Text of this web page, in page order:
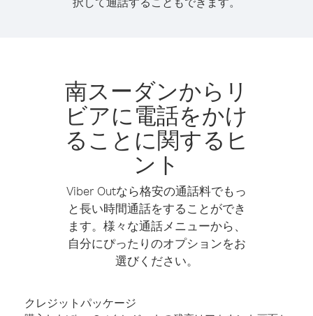
南スーダンからリ
ビアに電話をかけ
ることに関するヒ
ント
Viber Outなら格安の通話料でもっ
と長い時間通話をすることができ
ます。様々な通話メニューから、
自分にぴったりのオプションをお
選びください。
クレジットパッケージ